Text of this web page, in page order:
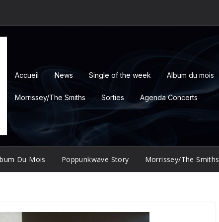
Accueil News Single of the week Album du mois
Morrissey/The Smiths Sorties Agenda Concerts
Du Mois Poppunkwave Story Morrissey/The Smiths